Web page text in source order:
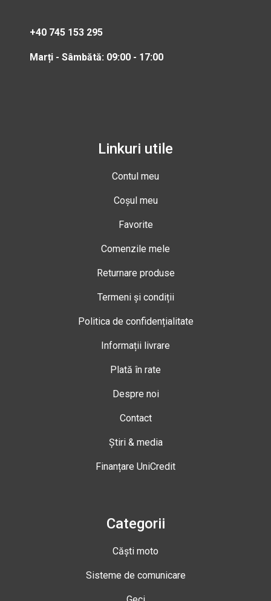
+40 745 153 295
Marți - Sâmbătă: 09:00 - 17:00
Linkuri utile
Contul meu
Coșul meu
Favorite
Comenzile mele
Returnare produse
Termeni și condiții
Politica de confidențialitate
Informații livrare
Plată în rate
Despre noi
Contact
Știri & media
Finanțare UniCredit
Categorii
Căști moto
Sisteme de comunicare